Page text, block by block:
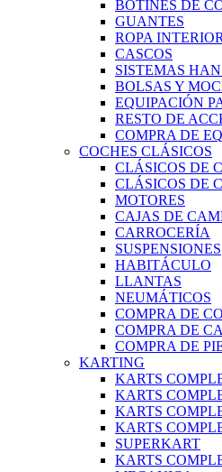
BOTINES DE
GUANTES
ROPA INTERIOR
CASCOS
SISTEMAS
BOLSAS Y
EQUIPACIÓN
RESTO DE
COMPRA DE
COCHES CLÁSICOS
CLÁSICOS DE
CLÁSICOS DE
MOTORES
CAJAS DE
CARROCERÍA
SUSPENSIONES
HABITÁCULO
LLANTAS
NEUMÁTICOS
COMPRA DE
COMPRA DE
COMPRA DE
KARTING
KARTS
KARTS
KARTS
KARTS
SUPERKART
KARTS